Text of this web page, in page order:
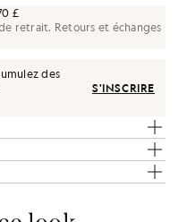
£
retrait. Retours et échanges
des
S'INSCRIRE